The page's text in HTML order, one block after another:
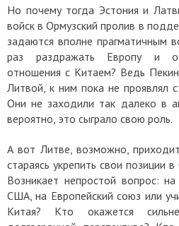
Но почему тогда Эстония и
войск в Ормузский пролив в
задаются вполне прагматичным
раз раздражать Европу и
отношения с Китаем? Ведь
Литвой, к ним пока не проявлял
Они не заходили так далеко в
вероятно, это сыграло свою роль.
А вот Литве, возможно,
стараясь укрепить свои позиции
Возникает непростой вопрос:
США, на Европейский союз или
Китая? Кто окажется